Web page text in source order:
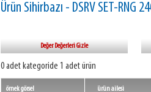
Ürün Sihirbazı - DSRV SET-RNG
Değer Değerleri Gizle
0 adet kategoride 1 adet ürün
örnek görsel ürün ailesi